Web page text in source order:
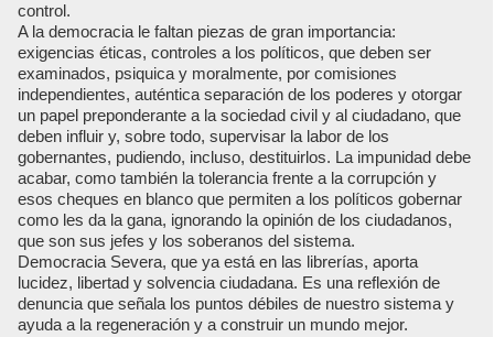
control.
A la democracia le faltan piezas de gran importancia:
exigencias éticas, controles a los políticos, que deben ser
examinados, psiquica y moralmente, por comisiones
independientes, auténtica separación de los poderes y otorgar
un papel preponderante a la sociedad civil y al ciudadano, que
deben influir y, sobre todo, supervisar la labor de los
gobernantes, pudiendo, incluso, destituirlos. La impunidad debe
acabar, como también la tolerancia frente a la corrupción y
esos cheques en blanco que permiten a los políticos gobernar
como les da la gana, ignorando la opinión de los ciudadanos,
que son sus jefes y los soberanos del sistema.
Democracia Severa, que ya está en las librerías, aporta
lucidez, libertad y solvencia ciudadana. Es una reflexión de
denuncia que señala los puntos débiles de nuestro sistema y
ayuda a la regeneración y a construir un mundo mejor.